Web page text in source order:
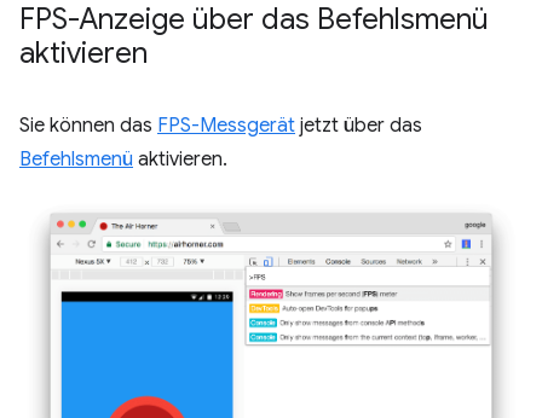
FPS-Anzeige über das Befehlsmenü
aktivieren
Sie können das FPS-Messgerät jetzt über das
Befehlsmenü aktivieren.